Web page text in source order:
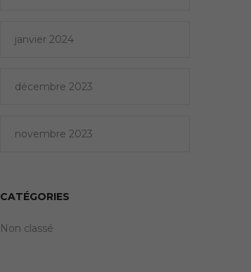
janvier 2024
décembre 2023
novembre 2023
CATÉGORIES
Non classé